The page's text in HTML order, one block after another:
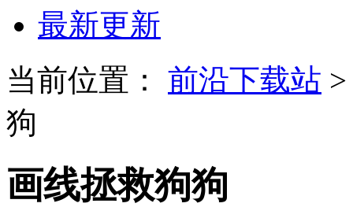
最新更新
当前位置：
前沿下载站
狗
画线拯救狗狗